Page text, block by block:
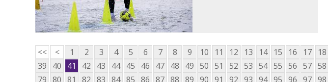
<< < 1 2 3 4 5 6 7 8 9 10 11 12 13 14 15 16 17 18
39
40 41 42 43 44 45 46 47 48 49 50 51 52 53 54 55 56 57 58
79 80 81 82 83 84 85 86 87 88 89 90 91 92 93 94 95 96 97 98